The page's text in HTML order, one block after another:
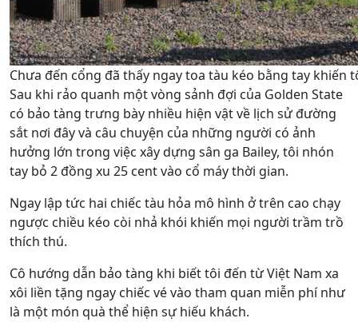
Chưa đến cổng đã thấy ngay toa tàu kéo bằng tay khiến
Sau khi rảo quanh một vòng sảnh đợi của Golden State
có bảo tàng trưng bày nhiều hiện vật về lịch sử đường
sắt nơi đây và câu chuyện của những người có ảnh
hưởng lớn trong việc xây dựng sân ga Bailey, tôi nhón
tay bỏ 2 đồng xu 25 cent vào cổ máy thời gian.
Ngay lập tức hai chiếc tàu hỏa mô hình ở trên cao chạy
ngược chiều kéo còi nhả khói khiến mọi người trầm trồ
thích thú.
Cô hướng dẫn bảo tàng khi biết tôi đến từ Việt Nam xa
xôi liền tặng ngay chiếc vé vào tham quan miễn phí như
là một món quà thể hiện sự hiếu khách.